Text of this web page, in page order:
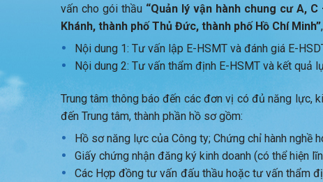
vấn cho gói thầu “Quản lý vận hành chung cư A,
Khánh, thành phố Thủ Đức, thành phố Hồ Chí Minh”
Nội dung 1: Tư vấn lập E-HSMT và đánh giá E-
Nội dung 2: Tư vấn thẩm định E-HSMT và kết quả
Trung tâm thông báo đến các đơn vị có đủ năng lực,
đến Trung tâm, thành phần hồ sơ gồm:
Hồ sơ năng lực của Công ty; Chứng chỉ hành nghề
Giấy chứng nhận đăng ký kinh doanh (có thể hiện
Các Hợp đồng tư vấn đấu thầu hoặc tư vấn thẩm